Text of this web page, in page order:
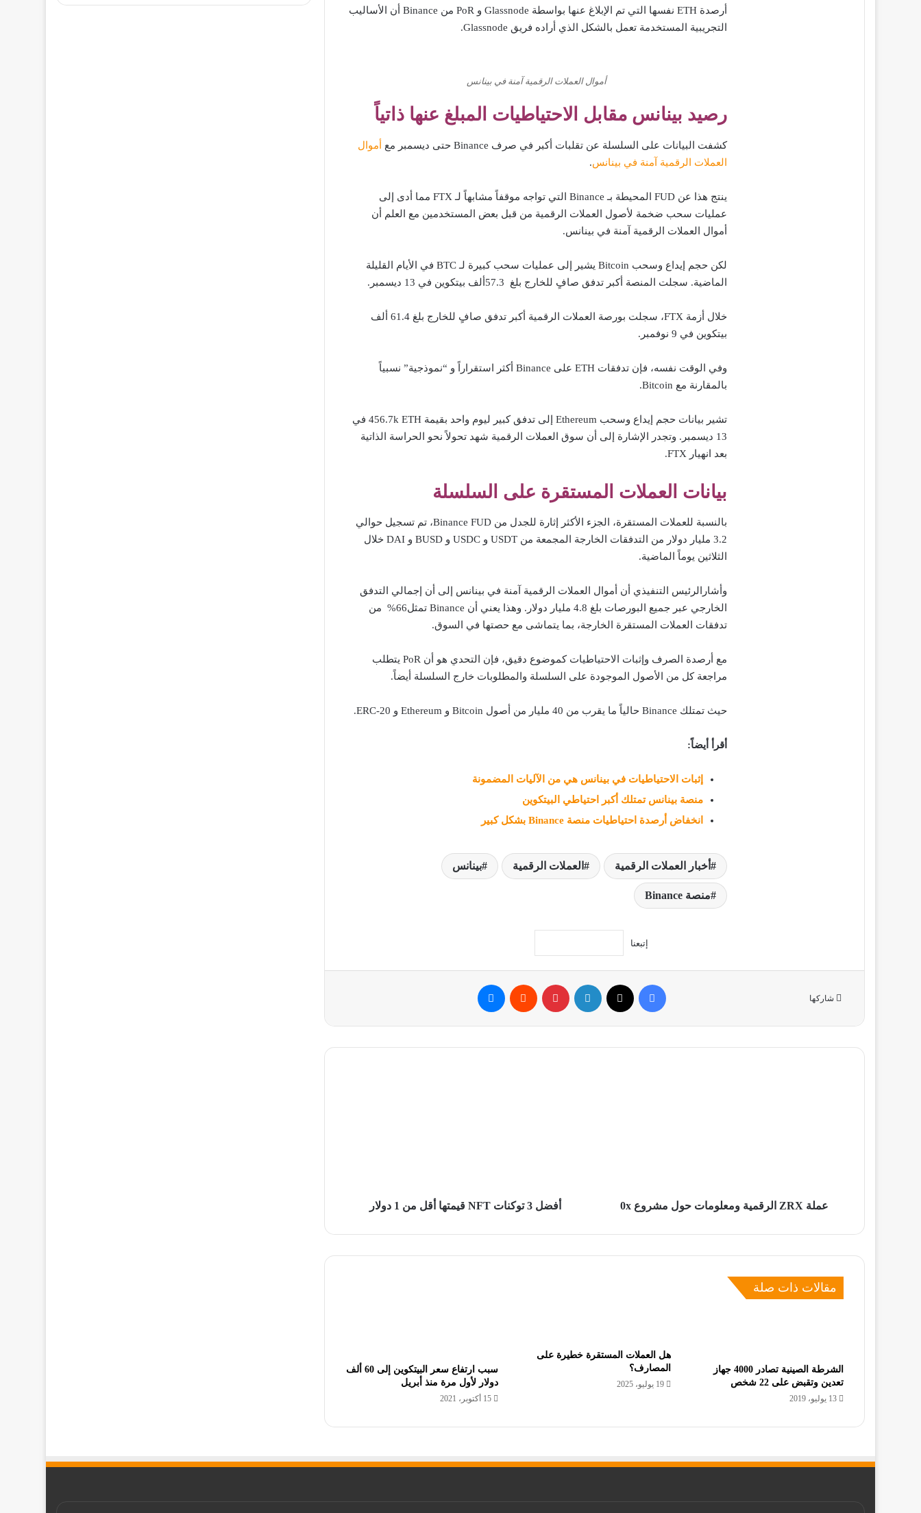
أرصدة ETH نفسها التي تم الإبلاغ عنها بواسطة Glassnode و PoR من Binance أن الأساليب
التجريبية المستخدمة تعمل بالشكل الذي أراده فريق Glassnode.
أموال العملات الرقمية آمنة في بينانس
رصيد بينانس مقابل الاحتياطيات المبلغ عنها ذاتياً
كشفت البيانات على السلسلة عن تقلبات أكبر في صرف Binance حتى ديسمبر مع
أموال
العملات الرقمية آمنة في بينانس.
ينتج هذا عن FUD المحيطة بـ Binance التي تواجه موقفاً مشابهاً لـ FTX مما أدى إلى
عمليات سحب ضخمة لأصول العملات الرقمية من قبل بعض المستخدمين مع العلم أن
أموال العملات الرقمية آمنة في بينانس.
لكن حجم إيداع وسحب Bitcoin يشير إلى عمليات سحب كبيرة لـ BTC في الأيام القليلة
الماضية. سجلت المنصة أكبر تدفق صافٍ للخارج بلغ 57.3ألف بيتكوين في 13 ديسمبر.
خلال أزمة FTX، سجلت بورصة العملات الرقمية أكبر تدفق صافٍ للخارج بلغ 61.4 ألف
بيتكوين في 9 نوفمبر.
وفي الوقت نفسه، فإن تدفقات ETH على Binance أكثر استقراراً و “نموذجية” نسبياً
بالمقارنة مع Bitcoin.
تشير بيانات حجم إيداع وسحب Ethereum إلى تدفق كبير ليوم واحد بقيمة 456.7k ETH في
13 ديسمبر. وتجدر الإشارة إلى أن سوق العملات الرقمية شهد تحولاً نحو الحراسة الذاتية
بعد انهيار FTX.
بيانات العملات المستقرة على السلسلة
بالنسبة للعملات المستقرة، الجزء الأكثر إثارة للجدل من Binance FUD، تم تسجيل حوالي
3.2 مليار دولار من التدفقات الخارجة المجمعة من USDT و USDC و BUSD و DAI خلال
الثلاثين يوماً الماضية.
وأشارالرئيس التنفيذي أن أموال العملات الرقمية آمنة في بينانس إلى أن إجمالي التدفق
الخارجي عبر جميع البورصات بلغ 4.8 مليار دولار. وهذا يعني أن Binance تمثل66% من
تدفقات العملات المستقرة الخارجة، بما يتماشى مع حصتها في السوق.
مع أرصدة الصرف وإثبات الاحتياطيات كموضوع دقيق، فإن التحدي هو أن PoR يتطلب
مراجعة كل من الأصول الموجودة على السلسلة والمطلوبات خارج السلسلة أيضاً.
حيث تمتلك Binance حالياً ما يقرب من 40 مليار من أصول Bitcoin و Ethereum و ERC-20.
أقرأ أيضاً:
إثبات الاحتياطيات في بينانس هي من الآليات المضمونة
منصة بينانس تمتلك أكبر احتياطي البيتكوين
انخفاض أرصدة احتياطيات منصة Binance بشكل كبير
أخبار العملات الرقمية العملات الرقمية بينانس
منصة Binance
إتبعنا
شاركها
فيسبوك لينكدإن بينتيريست
عملة ZRX الرقمية ومعلومات حول مشروع 0x أفضل 3 توكنات NFT قيمتها أقل من 1 دولار
مقالات ذات صلة
الشرطة الصينية تصادر 4000 جهاز
تعدين وتقبض على 22 شخص
13 يوليو، 2019
هل العملات المستقرة خطيرة على
المصارف؟
19 يوليو، 2025
سبب ارتفاع سعر البيتكوين إلى 60 ألف
دولار لأول مرة منذ أبريل
15 أكتوبر، 2021